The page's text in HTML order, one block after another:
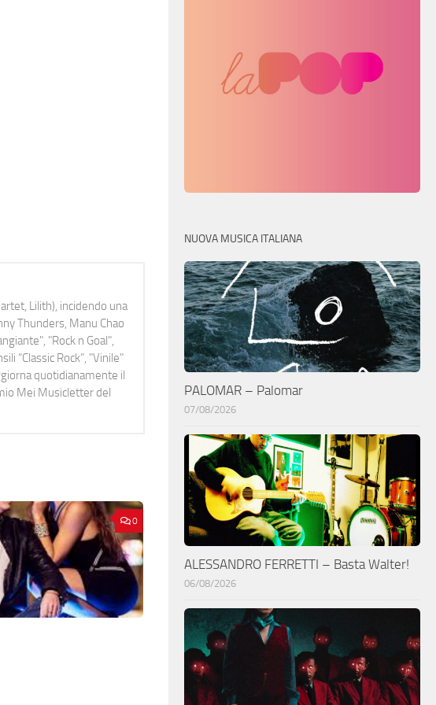
Lilith), incidendo una
Thunders, Manu Chao
"Rock n Goal",
“Classic Rock”, "Vinile"
quotidianamente il
Mei Musicletter del
0
NUOVA MUSICA ITALIANA
PALOMAR – Palomar
07/08/2026
ALESSANDRO FERRETTI – Basta Walter!
06/08/2026